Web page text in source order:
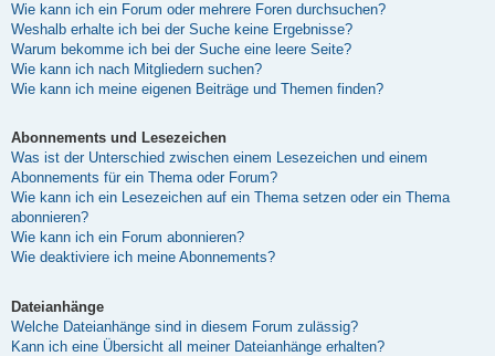
Wie kann ich ein Forum oder mehrere Foren durchsuchen?
Weshalb erhalte ich bei der Suche keine Ergebnisse?
Warum bekomme ich bei der Suche eine leere Seite?
Wie kann ich nach Mitgliedern suchen?
Wie kann ich meine eigenen Beiträge und Themen finden?
Abonnements und Lesezeichen
Was ist der Unterschied zwischen einem Lesezeichen und einem
Abonnements für ein Thema oder Forum?
Wie kann ich ein Lesezeichen auf ein Thema setzen oder ein Thema
abonnieren?
Wie kann ich ein Forum abonnieren?
Wie deaktiviere ich meine Abonnements?
Dateianhänge
Welche Dateianhänge sind in diesem Forum zulässig?
Kann ich eine Übersicht all meiner Dateianhänge erhalten?